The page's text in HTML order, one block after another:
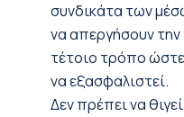
συνδικάτα των
να απεργήσουν την
τέτοιο τρόπο
να εξασφαλιστεί.
Δεν πρέπει να